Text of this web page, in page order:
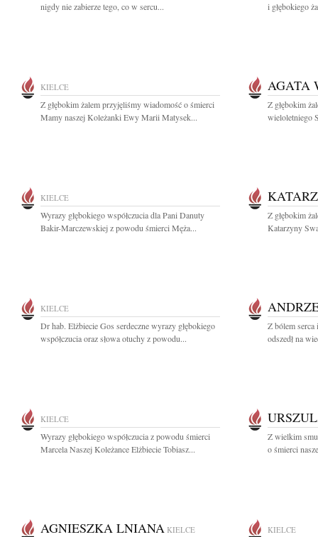
nigdy nie zabierze tego, co w sercu...
i głębokiego
KIELCE
Z głębokim żalem przyjęliśmy wiadomość o śmierci
Mamy naszej Koleżanki Ewy Marii Matysek...
AGATA
Z głębokim
wieloletniego
KIELCE
Wyrazy głębokiego współczucia dla Pani Danuty
Bakir-Marczewskiej z powodu śmierci Męża...
Z głębokim
Katarzyny
KIELCE
Dr hab. Elżbiecie Gos serdeczne wyrazy głębokiego
współczucia oraz słowa otuchy z powodu...
Z bólem
odszedł na
KIELCE
Wyrazy głębokiego współczucia z powodu śmierci
Marcela Naszej Koleżance Elżbiecie Tobiasz...
Z wielkim
o śmierci
AGNIESZKA LNIANA KIELCE KIELCE